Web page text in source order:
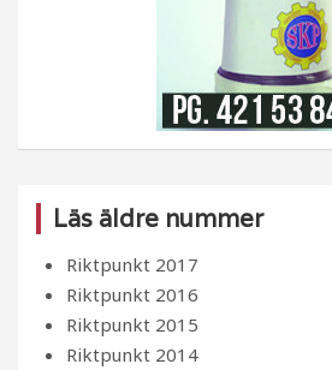
Läs äldre nummer
Riktpunkt 2017
Riktpunkt 2016
Riktpunkt 2015
Riktpunkt 2014